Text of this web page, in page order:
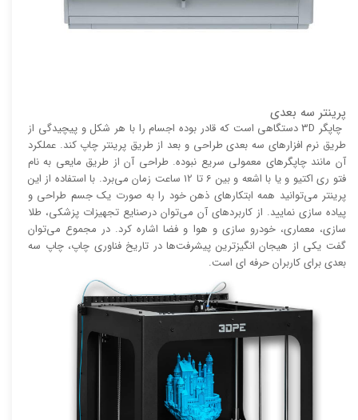
پرینتر سه بعدی
چاپگر 3D دستگاهی است که قادر بوده اجسام را با هر شکل و پیچیدگی از
طریق نرم افزار‌های سه بعدی طراحی و بعد از طریق پرینتر چاپ کند. عملکرد
آن مانند چاپگر‌های معمولی سریع نبوده. طراحی آن از طریق مایعی به نام
فتو ری اکتیو و یا با اشعه و بین 6 تا 12 ساعت زمان می‌برد. با استفاده از این
پرینتر می‌توانید همه ابتکار‌های ذهن خود را به صورت یک جسم طراحی و
پیاده سازی نمایید. از کاربرد‌های آن می‌توان درصنایع تجهیزات پزشکی، طلا
سازی، معماری، خودرو سازی و هوا و فضا اشاره کرد. در مجموع می‌توان
گفت یکی از هیجان انگیز‌‌ترین پیشرفت‌ها در تاریخ فناوری چاپ، چاپ سه
بعدی برای کاربران حرفه ای است.